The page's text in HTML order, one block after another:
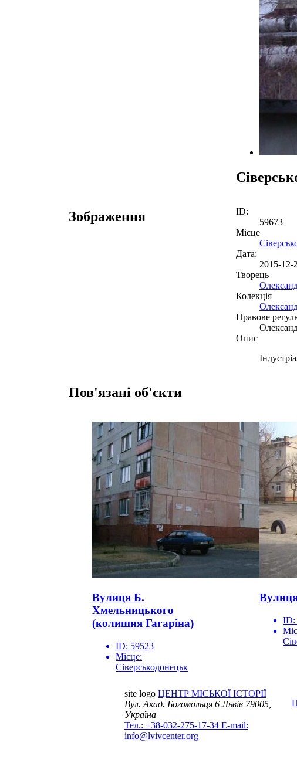
Зображення
ID:
59673
Місце
Дата:
2015-12-
Творець
Колекція
Правове
Опис
Пов'язані об'єкти
Вулиця Б.
Хмельницького
(колишня Гагаріна)
ID: 59523
Місце:
Сіверськодонецьк
ID:
site logo ЦЕНТР МІСЬКОЇ ІСТОРІЇ
Вул. Акад. Богомольця 6Львів 79005,
Україна
Тел.: +38-032-275-17-34 E-mail:
info@lvivcenter.org